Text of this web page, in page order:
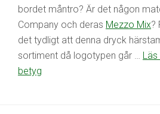
bordet måntro? Är det någon
Company och deras Mezzo Mix?
det tydligt att denna dryck
sortiment då logotypen går …
betyg